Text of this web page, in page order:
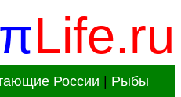
πLife.ru
России
Рыбы